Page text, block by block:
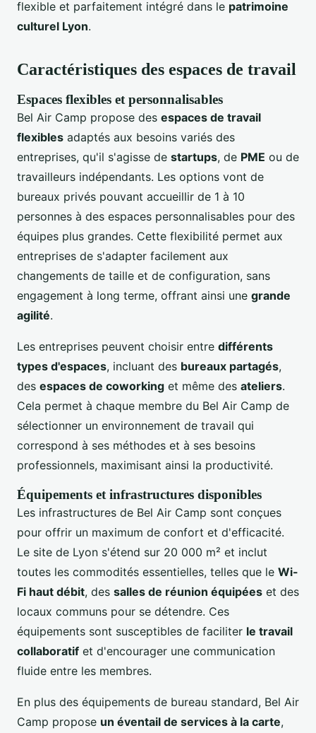
flexible et parfaitement intégré dans le patrimoine
culturel Lyon.
Caractéristiques des espaces de travail
Espaces flexibles et personnalisables
Bel Air Camp propose des espaces de travail
flexibles adaptés aux besoins variés des
entreprises, qu'il s'agisse de startups, de PME ou de
travailleurs indépendants. Les options vont de
bureaux privés pouvant accueillir de 1 à 10
personnes à des espaces personnalisables pour des
équipes plus grandes. Cette flexibilité permet aux
entreprises de s'adapter facilement aux
changements de taille et de configuration, sans
engagement à long terme, offrant ainsi une grande
agilité.
Les entreprises peuvent choisir entre différents
types d'espaces, incluant des bureaux partagés,
des espaces de coworking et même des ateliers.
Cela permet à chaque membre du Bel Air Camp de
sélectionner un environnement de travail qui
correspond à ses méthodes et à ses besoins
professionnels, maximisant ainsi la productivité.
Équipements et infrastructures disponibles
Les infrastructures de Bel Air Camp sont conçues
pour offrir un maximum de confort et d'efficacité.
Le site de Lyon s'étend sur 20 000 m² et inclut
toutes les commodités essentielles, telles que le Wi-
Fi haut débit, des salles de réunion équipées et des
locaux communs pour se détendre. Ces
équipements sont susceptibles de faciliter le travail
collaboratif et d'encourager une communication
fluide entre les membres.
En plus des équipements de bureau standard, Bel Air
Camp propose un éventail de services à la carte,